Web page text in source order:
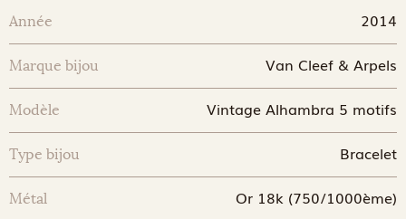
Année 2014
Marque bijou Van Cleef & Arpels
Modèle Vintage Alhambra 5 motifs
Type bijou Bracelet
Métal Or 18k (750/1000ème)